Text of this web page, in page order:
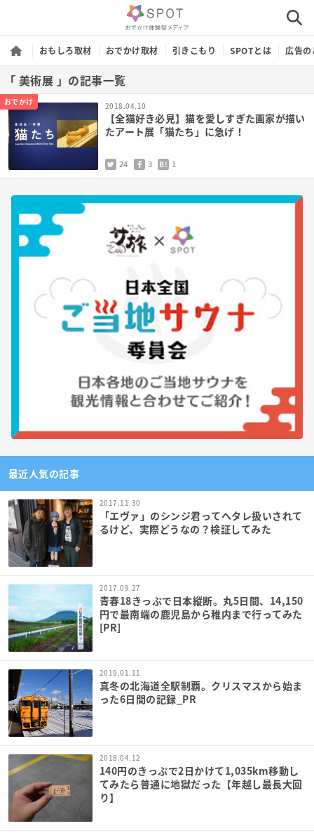
おもしろ取材 おでかけ取材 引きこもり SPOTとは 広告
「 美術展 」の記事一覧
おでかけ 2018.04.10
【全猫好き必見】猫を愛しすぎた画家が描い
たアート展「猫たち」に急げ！
24 3 B! 1
最近人気の記事
2017.11.30
「エヴァ」のシンジ君ってヘタレ扱いされて
るけど、実際どうなの？検証してみた
2017.09.27
青春18きっぷで日本縦断。丸5日間、14,150
円で最南端の鹿児島から稚内まで行ってみた
[PR]
2019.01.11
真冬の北海道全駅制覇。クリスマスから始ま
った6日間の記録_PR
2018.04.12
140円のきっぷで2日かけて1,035km移動し
てみたら普通に地獄だった【年越し最長大回
り】